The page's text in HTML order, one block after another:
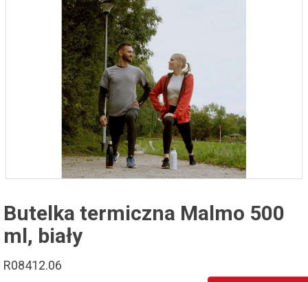
Butelka termiczna Malmo 500
ml, biały
R08412.06